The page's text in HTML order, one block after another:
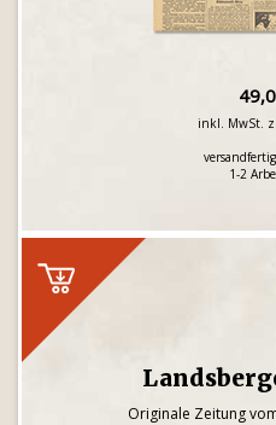
inkl. MwSt.
1-2
Originale Zeitung